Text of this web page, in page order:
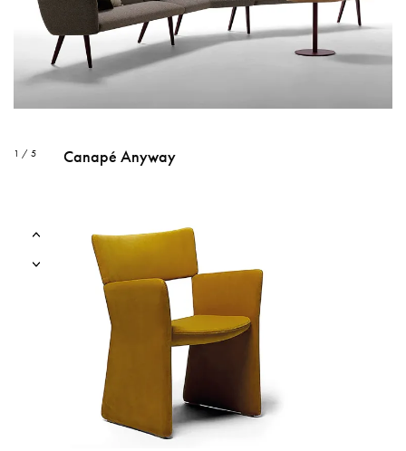
1 / 5 Canapé Anyway